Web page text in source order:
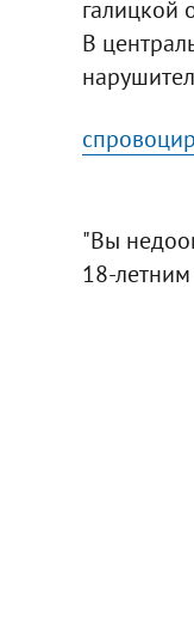
галицкой
В
"Вы
18-